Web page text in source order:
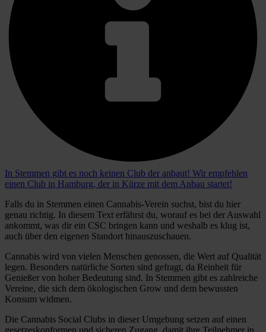
In Stemmen gibt es noch keinen Club der anbaut! Wir empfehlen
einen Club in Hamburg, der in Kürze mit dem Anbau startet!
Falls du in Stemmen einen Cannabis-Verein suchst, bist du hier
genau richtig. In diesem Text erfährst du, worauf es bei der Auswahl
ankommt, was dir ein CSC bringen kann und weshalb es klug ist,
auch über den eigenen Standort hinauszuschauen.
Cannabis wird von vielen Menschen genossen, die Wert auf Qualität
legen. Besonders natürliche Sorten sind gefragt, da Reinheit für
Genießer von hoher Bedeutung sind. In Stemmen gibt es zahlreiche
Vereine, die sich dem ökologischen Grow und dem bewussten
Konsum widmen.
Die Cannabis Social Clubs in dieser Umgebung setzen auf einen